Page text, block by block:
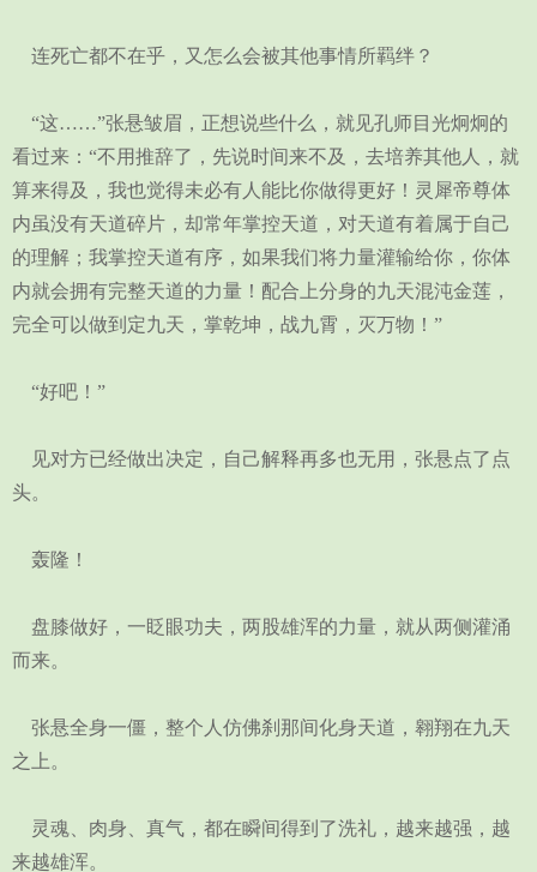
连死亡都不在乎，又怎么会被其他事情所羁绊？
“这……”张悬皱眉，正想说些什么，就见孔师目光炯炯的
看过来：“不用推辞了，先说时间来不及，去培养其他人，就
算来得及，我也觉得未必有人能比你做得更好！灵犀帝尊体
内虽没有天道碎片，却常年掌控天道，对天道有着属于自己
的理解；我掌控天道有序，如果我们将力量灌输给你，你体
内就会拥有完整天道的力量！配合上分身的九天混沌金莲，
完全可以做到定九天，掌乾坤，战九霄，灭万物！”
“好吧！”
见对方已经做出决定，自己解释再多也无用，张悬点了点
头。
轰隆！
盘膝做好，一眨眼功夫，两股雄浑的力量，就从两侧灌涌
而来。
张悬全身一僵，整个人仿佛刹那间化身天道，翱翔在九天
之上。
灵魂、肉身、真气，都在瞬间得到了洗礼，越来越强，越
来越雄浑。